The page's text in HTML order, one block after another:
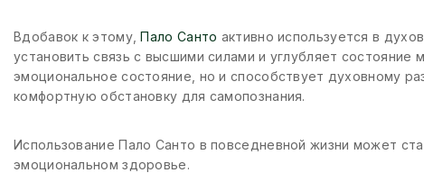
Вдобавок к этому,Пало Санто активно используется в
установить связь с высшими силами и углубляет
эмоциональное состояние, но и способствует духовному
комфортную обстановку для самопознания.
Использование Пало Санто в повседневной жизни может
эмоциональном здоровье.